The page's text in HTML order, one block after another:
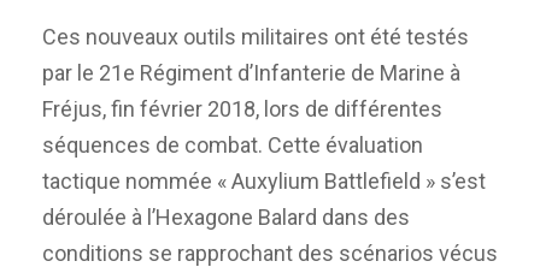
Ces nouveaux outils militaires ont été testés
par le 21e Régiment d’Infanterie de Marine à
Fréjus, fin février 2018, lors de différentes
séquences de combat. Cette évaluation
tactique nommée « Auxylium Battlefield » s’est
déroulée à l’Hexagone Balard dans des
conditions se rapprochant des scénarios vécus